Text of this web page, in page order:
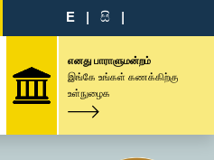
E | සි |
எனது பாராளுமன்றம்
இங்கே உங்கள் கணக்கிற்கு
உள்நுழைக